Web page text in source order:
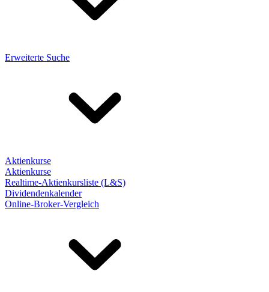
Erweiterte Suche
Aktienkurse
Aktienkurse
Realtime-Aktienkursliste (L&S)
Dividendenkalender
Online-Broker-Vergleich